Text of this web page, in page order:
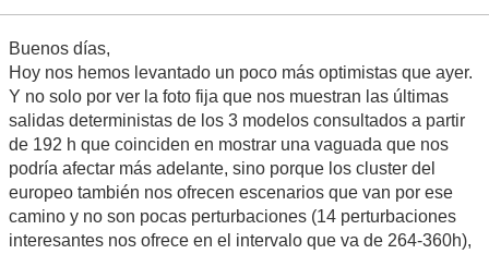
Buenos días,
Hoy nos hemos levantado un poco más optimistas que ayer.
Y no solo por ver la foto fija que nos muestran las últimas
salidas deterministas de los 3 modelos consultados a partir
de 192 h que coinciden en mostrar una vaguada que nos
podría afectar más adelante, sino porque los cluster del
europeo también nos ofrecen escenarios que van por ese
camino y no son pocas perturbaciones (14 perturbaciones
interesantes nos ofrece en el intervalo que va de 264-360h),